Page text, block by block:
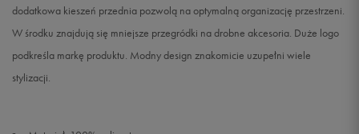
dodatkowa kieszeń przednia pozwolą na optymalną organizację przestrzeni.
W środku znajdują się mniejsze przegródki na drobne akcesoria. Duże logo
podkreśla markę produktu. Modny design znakomicie uzupełni wiele
stylizacji.